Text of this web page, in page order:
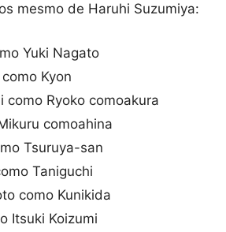
mesmo de Haruhi Suzumiya:
Yuki Nagato
Kyon
como Ryoko comoakura
comoahina
Tsuruya-san
Taniguchi
como Kunikida
Itsuki Koizumi